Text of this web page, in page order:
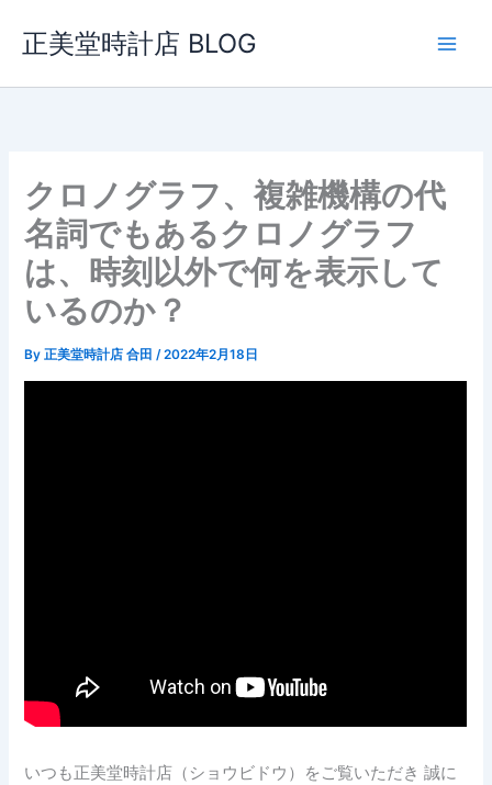
ス
正美堂時計店 BLOG
クロノグラフ、複雑機構の代
名詞でもあるクロノグラフ
は、時刻以外で何を表示して
いるのか？
By正美堂時計店 合田/2022年2月18日
いつも正美堂時計店（ショウビドウ）をご覧いただき 誠に